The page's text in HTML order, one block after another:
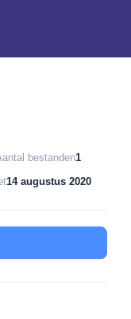
bestanden1
14 augustus 2020